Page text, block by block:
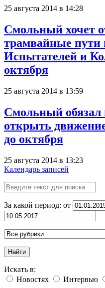
25 августа 2014 в 14:28
Смольный хочет
трамвайные пути
Испытателей и
октября
25 августа 2014 в 13:59
Смольный обязал
открыть
до октября
25 августа 2014 в 13:23
Календарь записей
За какой период: от
Найти
Искать в:
Новостях
Интервью